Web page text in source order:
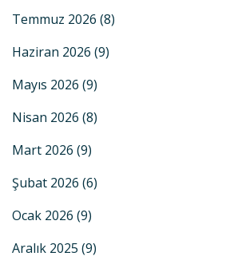
Temmuz 2026 (8)
Haziran 2026 (9)
Mayıs 2026 (9)
Nisan 2026 (8)
Mart 2026 (9)
Şubat 2026 (6)
Ocak 2026 (9)
Aralık 2025 (9)